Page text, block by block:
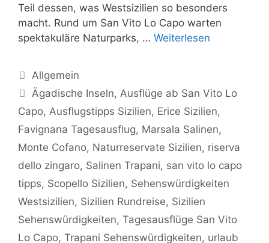
Teil dessen, was Westsizilien so besonders
macht. Rund um San Vito Lo Capo warten
spektakuläre Naturparks, … Weiterlesen
Kategorien
Allgemein
Schlagwörter
Ägadische Inseln,Ausflüge ab San Vito Lo
Capo, Ausflugstipps Sizilien, Erice Sizilien,
Favignana Tagesausflug, Marsala Salinen,
Monte Cofano, Naturreservate Sizilien, riserva
dello zingaro, Salinen Trapani, san vito lo capo
tipps, Scopello Sizilien, Sehenswürdigkeiten
Westsizilien, Sizilien Rundreise, Sizilien
Sehenswürdigkeiten, Tagesausflüge San Vito
Lo Capo, Trapani Sehenswürdigkeiten, urlaub